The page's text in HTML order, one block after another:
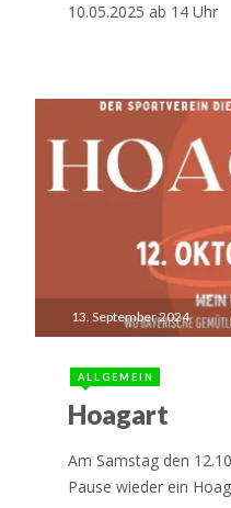
10.05.2025 ab 14 Uhr
13. September 2024
ALLGEMEIN
Hoagart
Am Samstag den
Pause wieder ein